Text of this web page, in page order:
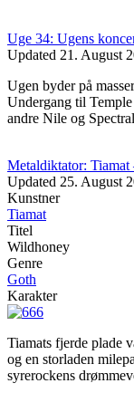
Uge 34: Ugens
Updated 21. August
Ugen byder på
Undergang til
andre Nile og
Metaldiktator:
Updated 25. August
Kunstner
Tiamat
Titel
Wildhoney
Genre
Goth
Karakter
Tiamats fjerde plade
og en storladen
syrerockens